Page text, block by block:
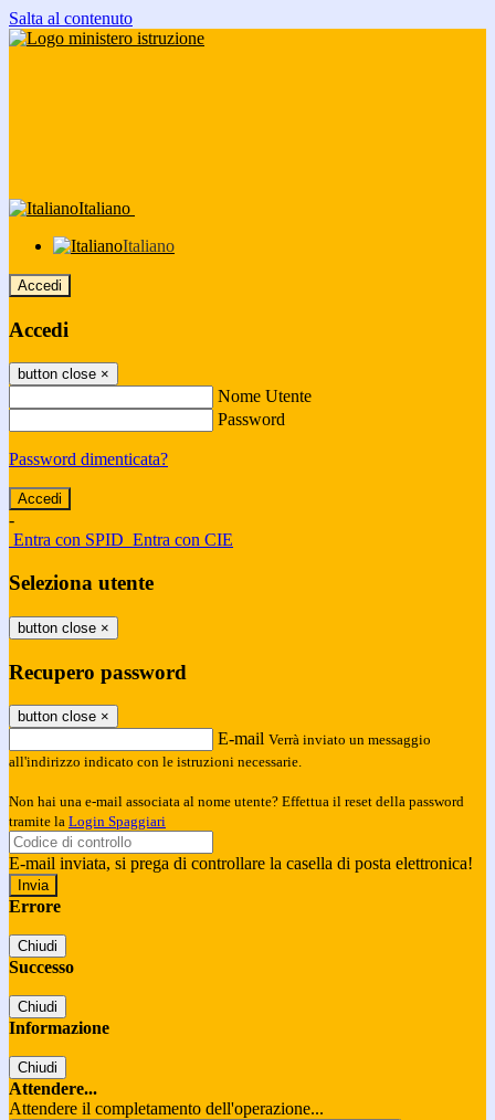
Salta al contenuto
Italiano
Italiano
Accedi
Accedi
button close ×
Nome Utente
Password
Password dimenticata?
-
Entra con SPID Entra con CIE
Seleziona utente
button close ×
Recupero password
button close ×
E-mail Verrà inviato un messaggio
all'indirizzo indicato con le istruzioni necessarie.
Non hai una e-mail associata al nome utente? Effettua il reset della password
tramite la Login Spaggiari
E-mail inviata, si prega di controllare la casella di posta elettronica!
Errore
Chiudi
Successo
Chiudi
Informazione
Chiudi
Attendere...
Attendere il completamento dell'operazione...